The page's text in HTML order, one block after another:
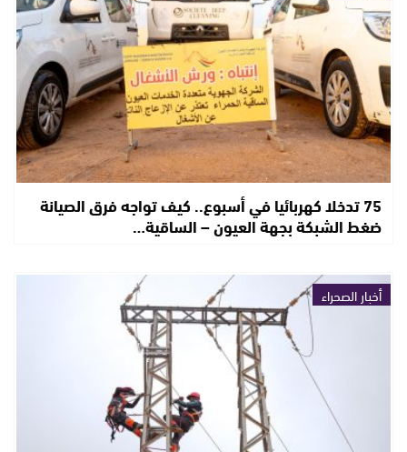
75 تدخلا كهربائيا في أسبوع.. كيف تواجه فرق الصيانة
ضغط الشبكة بجهة العيون – الساقية…
أخبار الصحراء